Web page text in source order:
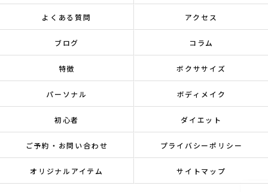
よくある質問 アクセス
ブログ コラム
特徴 ボクササイズ
パーソナル ボディメイク
初心者 ダイエット
ご予約・お問い合わせ プライバシーポリシー
オリジナルアイテム サイトマップ